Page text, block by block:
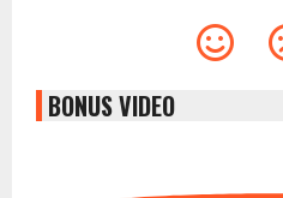
BONUS VIDEO